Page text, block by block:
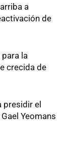
a
de
la
crecida de
presidir el
Yeomans